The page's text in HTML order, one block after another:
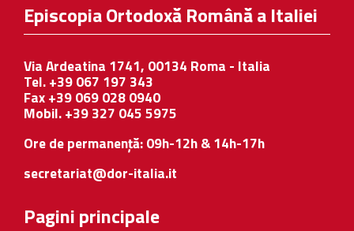
Episcopia Ortodoxă Română a Italiei
Via Ardeatina 1741, 00134 Roma - Italia
Tel. +39 067 197 343
Fax +39 069 028 0940
Mobil. +39 327 045 5975
Ore de permanență: 09h-12h & 14h-17h
secretariat@dor-italia.it
Pagini principale